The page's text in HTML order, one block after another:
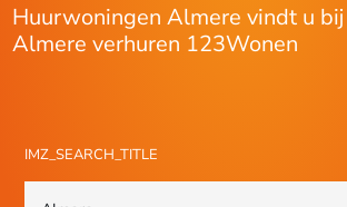
Huurwoningen Almere vindt u
Almere verhuren 123Wonen
IMZ_SEARCH_TITLE